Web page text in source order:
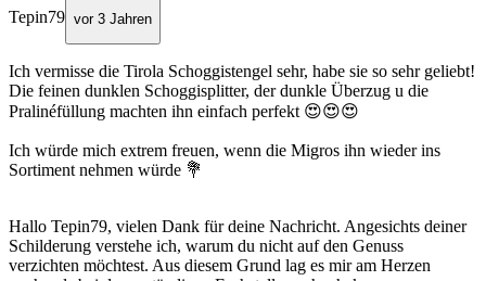
Tepin79 vor 3 Jahren
Ich vermisse die Tirola Schoggistengel sehr, habe sie so sehr geliebt!
Die feinen dunklen Schoggisplitter, der dunkle Überzug u die
Pralinéfüllung machten ihn einfach perfekt 😍😍😍
Ich würde mich extrem freuen, wenn die Migros ihn wieder ins
Sortiment nehmen würde 💐
Hallo Tepin79, vielen Dank für deine Nachricht. Angesichts deiner
Schilderung verstehe ich, warum du nicht auf den Genuss
verzichten möchtest. Aus diesem Grund lag es mir am Herzen